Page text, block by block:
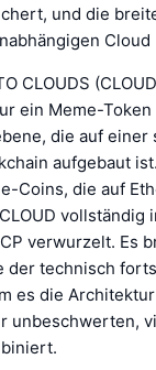
und die
CLOUDS
ein Meme-
die auf einer
aufgebaut
Coins, die auf
vollständig
verwurzelt. Es
der technisch
es die
unbeschwerten,